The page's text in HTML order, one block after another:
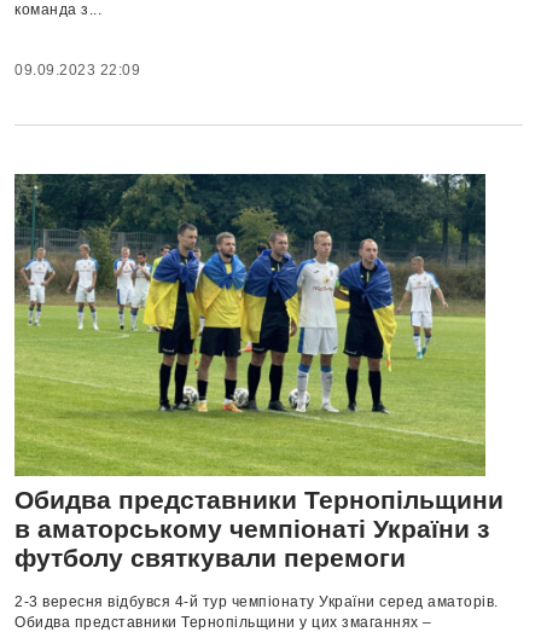
команда з...
09.09.2023 22:09
Обидва представники Тернопільщини
в аматорському чемпіонаті України з
футболу святкували перемоги
2-3 вересня відбувся 4-й тур чемпіонату України серед аматорів.
Обидва представники Тернопільщини у цих змаганнях –